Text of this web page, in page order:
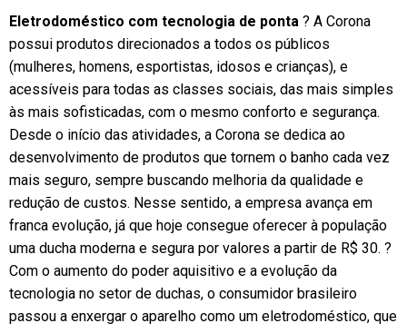
Eletrodoméstico com tecnologia de ponta ? A Corona
possui produtos direcionados a todos os públicos
(mulheres, homens, esportistas, idosos e crianças), e
acessíveis para todas as classes sociais, das mais simples
às mais sofisticadas, com o mesmo conforto e segurança.
Desde o início das atividades, a Corona se dedica ao
desenvolvimento de produtos que tornem o banho cada vez
mais seguro, sempre buscando melhoria da qualidade e
redução de custos. Nesse sentido, a empresa avança em
franca evolução, já que hoje consegue oferecer à população
uma ducha moderna e segura por valores a partir de R$ 30. ?
Com o aumento do poder aquisitivo e a evolução da
tecnologia no setor de duchas, o consumidor brasileiro
passou a enxergar o aparelho como um eletrodoméstico, que